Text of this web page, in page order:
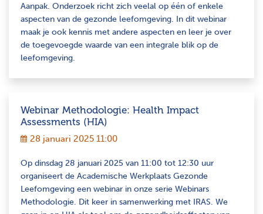
Aanpak. Onderzoek richt zich veelal op één of enkele
aspecten van de gezonde leefomgeving. In dit webinar
maak je ook kennis met andere aspecten en leer je over
de toegevoegde waarde van een integrale blik op de
leefomgeving.
Webinar Methodologie: Health Impact
Assessments (HIA)
28 januari 2025 11:00
Op dinsdag 28 januari 2025 van 11:00 tot 12:30 uur
organiseert de Academische Werkplaats Gezonde
Leefomgeving een webinar in onze serie Webinars
Methodologie. Dit keer in samenwerking met IRAS. We